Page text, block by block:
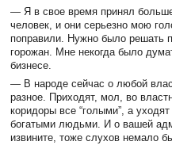
— Я в свое время принял
человек, и они серьезно мою
поправили. Нужно было решать
горожан. Мне некогда было
бизнесе.
— В народе сейчас о любой
разное. Приходят, мол, во
коридоры все “голыми”, а
богатыми людьми. И о вашей
извините, тоже слухов немало